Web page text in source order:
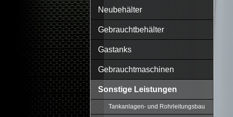
Neubehälter
Gebrauchtbehälter
Gastanks
Gebrauchtmaschinen
Sonstige Leistungen
Tankanlagen- und Rohrleitungsbau